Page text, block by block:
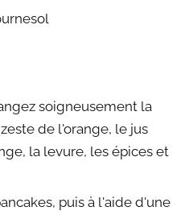
soigneusement la
de l'orange, le jus
la levure, les épices et
puis à l'aide d'une